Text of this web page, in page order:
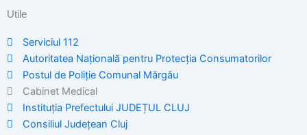
Utile
Serviciul 112
Autoritatea Națională pentru Protecția Consumatorilor
Postul de Poliţie Comunal Mărgău
Cabinet Medical
Instituția Prefectului JUDEȚUL CLUJ
Consiliul Județean Cluj